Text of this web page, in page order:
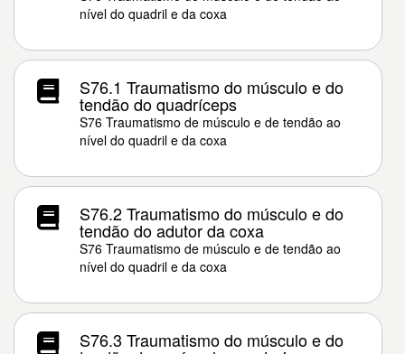
nível do quadril e da coxa
S76.1 Traumatismo do músculo e do
tendão do quadríceps
S76 Traumatismo de músculo e de tendão ao
nível do quadril e da coxa
S76.2 Traumatismo do músculo e do
tendão do adutor da coxa
S76 Traumatismo de músculo e de tendão ao
nível do quadril e da coxa
S76.3 Traumatismo do músculo e do